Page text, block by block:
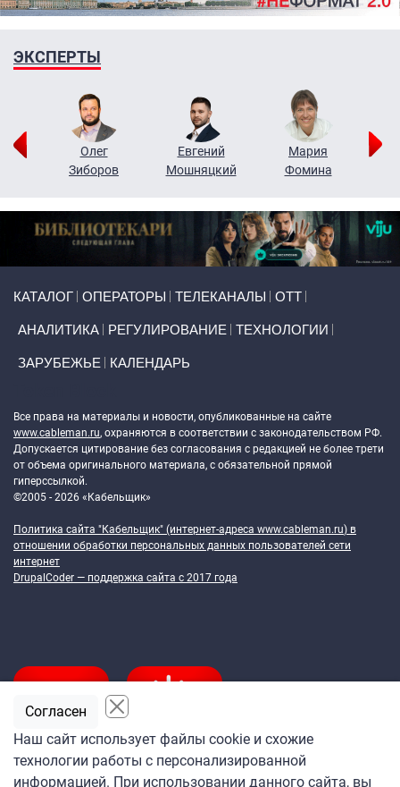
ЭКСПЕРТЫ
Олег
Зиборов
Евгений
Мошняцкий
Мария
Фомина
КАТАЛОГ ОПЕРАТОРЫ ТЕЛЕКАНАЛЫ ОТТ
АНАЛИТИКА РЕГУЛИРОВАНИЕ ТЕХНОЛОГИИ
ЗАРУБЕЖЬЕ КАЛЕНДАРЬ
Все права на материалы и новости, опубликованные на сайте
www.cableman.ru, охраняются в соответствии с законодательством РФ.
Допускается цитирование без согласования с редакцией не более трети
от объема оригинального материала, с обязательной прямой
гиперссылкой.
©2005 - 2026 «Кабельщик»
Политика сайта "Кабельщик" (интернет-адреса www.cableman.ru) в
отношении обработки персональных данных пользователей сети
интернет
DrupalCoder — поддержка сайта c 2017 года
Подпишитесь
Наш сайт использует файлы cookie и схожие
технологии работы с персонализированной
информацией. При использовании данного сайта, вы
Согласен